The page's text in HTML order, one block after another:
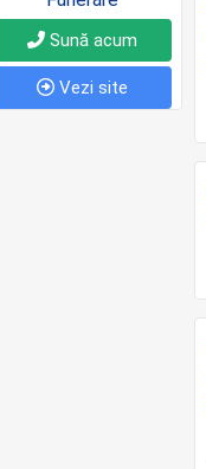
Sună acum
Vezi site